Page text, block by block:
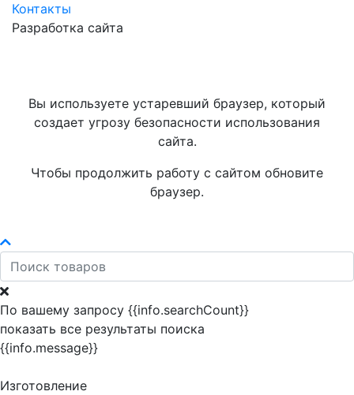
Контакты
Разработка сайта
Вы используете устаревший браузер, который
создает угрозу безопасности использования
сайта.
Чтобы продолжить работу с сайтом обновите
браузер.
По вашему запросу {{info.searchCount}}
показать все результаты поиска
{{info.message}}
Изготовление